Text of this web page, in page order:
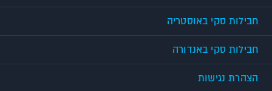
חבילות סקי באוסטריה
חבילות סקי באנדורה
הצהרת נגישות